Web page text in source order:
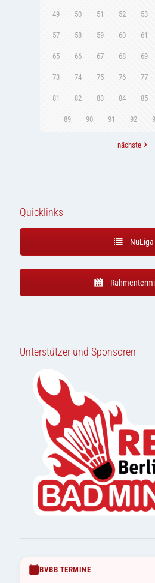
49 50 51 52 53
57 58 59 60 61
65 66 67 68 69
73 74 75 76 77
81 82 83 84 85
89 90 91 92
nächste
Quicklinks
NuLiga
Unterstützer und Sponsoren
BVBB TERMINE